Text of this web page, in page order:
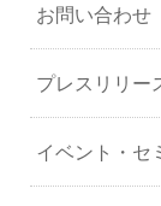
お問い合わせ
プレスリリー
イベント・セ